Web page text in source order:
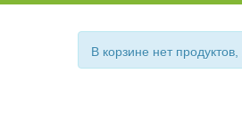
В корзине нет продуктов,